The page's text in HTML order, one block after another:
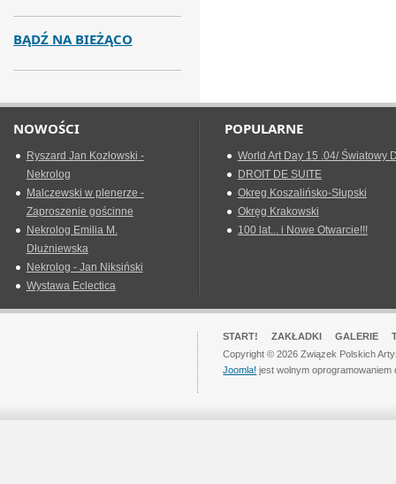
BĄDŹ NA BIEŻĄCO
NOWOŚCI
Ryszard Jan Kozłowski -
Nekrolog
Malczewski w plenerze -
Zaproszenie gościnne
Nekrolog Emilia M.
Dłużniewska
Nekrolog - Jan Niksiński
Wystawa Eclectica
POPULARNE
World Art Day 15 .04/ Światowy
DROIT DE SUITE
Okreg Koszalińsko-Słupski
Okręg Krakowski
100 lat... i Nowe Otwarcie!!!
START! ZAKŁADKI GALERIE
Copyright © 2026 Związek Polskich
Joomla! jest wolnym